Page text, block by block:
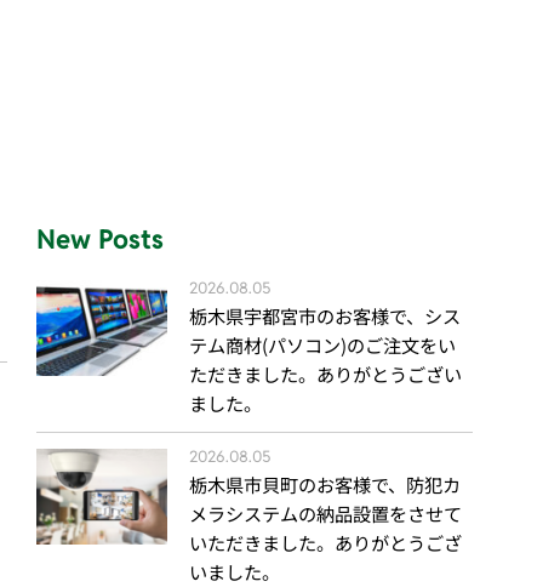
New Posts
2026.08.05
栃木県宇都宮市のお客様で、シス
テム商材(パソコン)のご注文をい
ただきました。ありがとうござい
ました。
2026.08.05
栃木県市貝町のお客様で、防犯カ
メラシステムの納品設置をさせて
いただきました。ありがとうござ
いました。